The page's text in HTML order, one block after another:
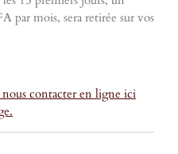
par mois, sera retirée sur vos
contacter en ligne ici